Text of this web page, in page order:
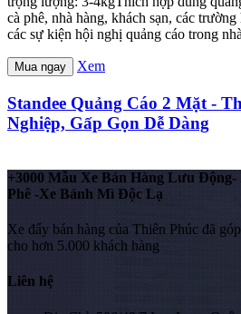
cà phê, nhà hàng, khách sạn, các
các sự kiện hội nghị quảng cáo trong
Mua ngay Xem
Standee Quảng Cáo 2 Mặt -
Nghiệp, Gấp Gọn Dễ Dàng
+3000 Mẫu Xe Bán Hàng Lưu Động-
Phê -Xe Bánh Mì Độc Lạ
Xe đẩy bán hàng của Thiên Phúc đã
cho hơn 5.000 khách hàng
Liên hệ